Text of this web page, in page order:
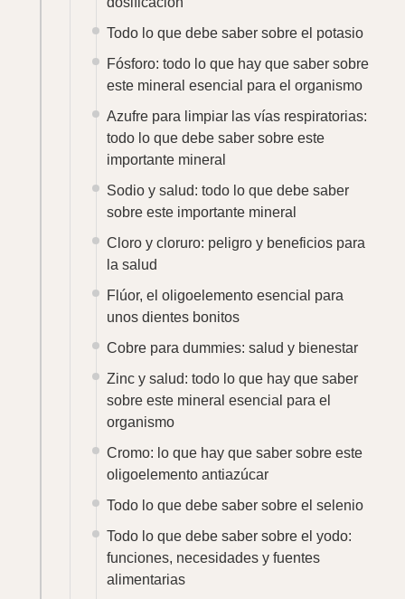
Todo lo que debe saber sobre el potasio
Fósforo: todo lo que hay que saber sobre
este mineral esencial para el organismo
Azufre para limpiar las vías respiratorias:
todo lo que debe saber sobre este
importante mineral
Sodio y salud: todo lo que debe saber
sobre este importante mineral
Cloro y cloruro: peligro y beneficios para
la salud
Flúor, el oligoelemento esencial para
unos dientes bonitos
Cobre para dummies: salud y bienestar
Zinc y salud: todo lo que hay que saber
sobre este mineral esencial para el
organismo
Cromo: lo que hay que saber sobre este
oligoelemento antiazúcar
Todo lo que debe saber sobre el selenio
Todo lo que debe saber sobre el yodo:
funciones, necesidades y fuentes
alimentarias